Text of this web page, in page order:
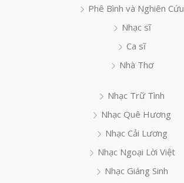
Phê Bình và Nghiên Cứu
Nhạc sĩ
Ca sĩ
Nhà Thơ
Nhạc Trữ Tình
Nhạc Quê Hương
Nhạc Cải Lương
Nhạc Ngoại Lời Việt
Nhạc Giáng Sinh